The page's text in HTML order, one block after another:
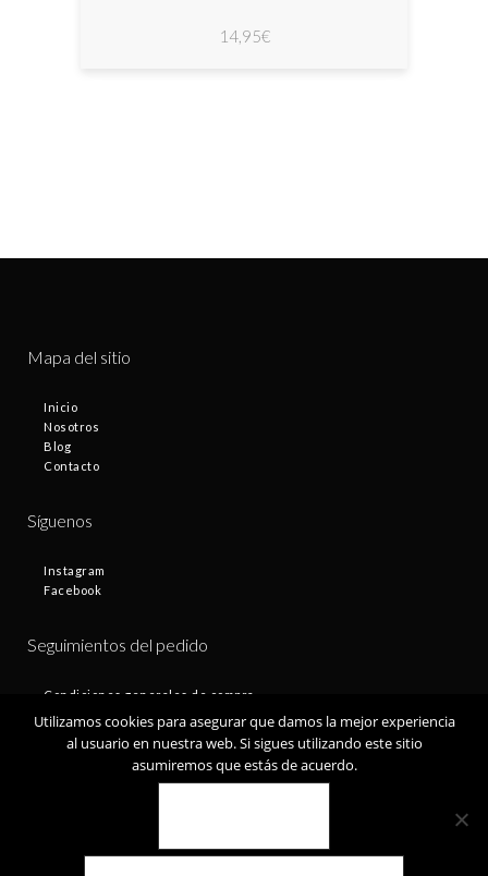
14,95€
Mapa del sitio
Inicio
Nosotros
Blog
Contacto
Síguenos
Instagram
Facebook
Seguimientos del pedido
Condiciones generales de compra
Plazos de entrega
Política de cookies
© Fontamax 2019
Utilizamos cookies para asegurar que damos la mejor experiencia
al usuario en nuestra web. Si sigues utilizando este sitio
asumiremos que estás de acuerdo.